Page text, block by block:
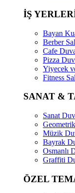
İŞ
Bayan
Berber
Cafe
Pizza
Yiyecek
Fitness
SANAT &
Sanat
Müzik
Bayrak
Osmanlı
Graffiti
ÖZEL